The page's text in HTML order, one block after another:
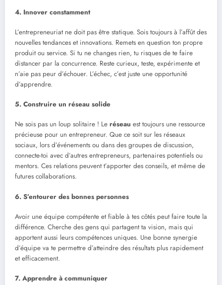
4. Innover constamment
L’entrepreneuriat ne doit pas être statique. Sois toujours à l’affût des
nouvelles tendances et innovations. Remets en question ton propre
produit ou service. Si tu ne changes rien, tu risques de te faire
distancer par la concurrence. Reste curieux, teste, expérimente et
n’aie pas peur d’échouer. L’échec, c’est juste une opportunité
d’apprendre.
5. Construire un réseau solide
Ne sois pas un loup solitaire ! Le réseau est toujours une ressource
précieuse pour un entrepreneur. Que ce soit sur les réseaux
sociaux, lors d’événements ou dans des groupes de discussion,
connecte-toi avec d’autres entrepreneurs, partenaires potentiels ou
mentors. Ces relations peuvent t’apporter des conseils, et même de
futures collaborations.
6. S’entourer des bonnes personnes
Avoir une équipe compétente et fiable à tes côtés peut faire toute la
différence. Cherche des gens qui partagent ta vision, mais qui
apportent aussi leurs compétences uniques. Une bonne synergie
d’équipe va te permettre d’atteindre des résultats plus rapidement
et efficacement.
7. Apprendre à communiquer